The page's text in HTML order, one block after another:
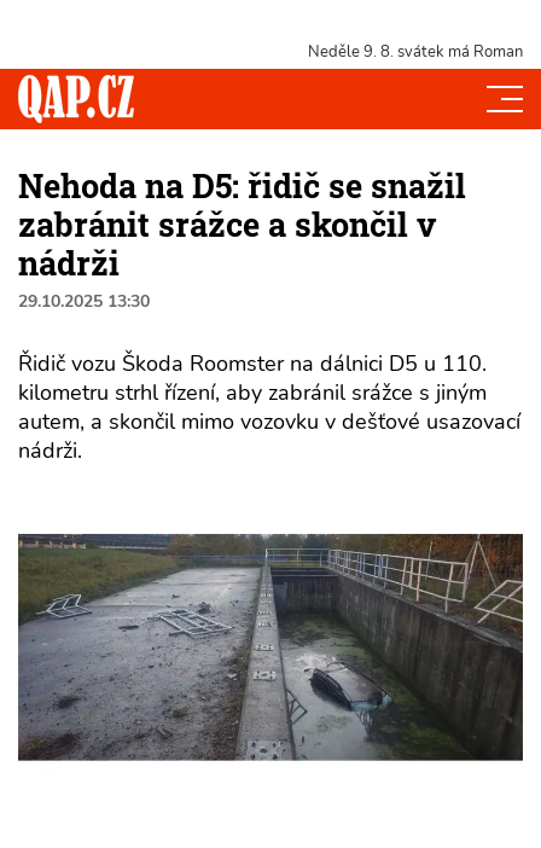
Neděle 9. 8. svátek má Roman
Nehoda na D5: řidič se snažil
zabránit srážce a skončil v
nádrži
29.10.2025 13:30
Řidič vozu Škoda Roomster na dálnici D5 u 110.
kilometru strhl řízení, aby zabránil srážce s jiným
autem, a skončil mimo vozovku v dešťové usazovací
nádrži.